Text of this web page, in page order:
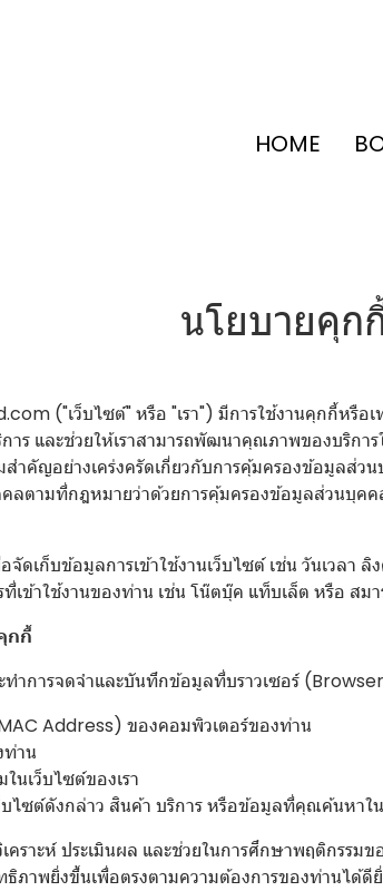
HOME
นโยบายคุก
("เว็บไซต์" หรือ "เรา") มีการใช้งานคุกกี้หรื
าร และช่วยให้เราสามารถพัฒนาคุณภาพของบริก
มสำคัญอย่างเคร่งครัดเกี่ยวกับการคุ้มครองข้อมูล
ามที่กฎหมายว่าด้วยการคุ้มครองข้อมูลส่วนบุคคล
จัดเก็บข้อมูลการเข้าใช้งานเว็บไซต์ เช่น วันเวลา
ข้าใช้งานของท่าน เช่น โน๊ตบุ๊ค แท็บเล็ต หรือ สม
กกี้
ะทำการจดจำและบันทึกข้อมูลที่บราวเซอร์
Address) ของคอมพิวเตอร์ของท่าน
าน
เว็บไซต์ของเรา
ซต์ดังกล่าว สินค้า บริการ หรือข้อมูลที่คุณค้นหาใ
คราะห์ ประเมินผล และช่วยในการศึกษาพฤติกรร
ธิภาพยิ่งขึ้นเพื่อตรงตามความต้องการของท่านได้ดี